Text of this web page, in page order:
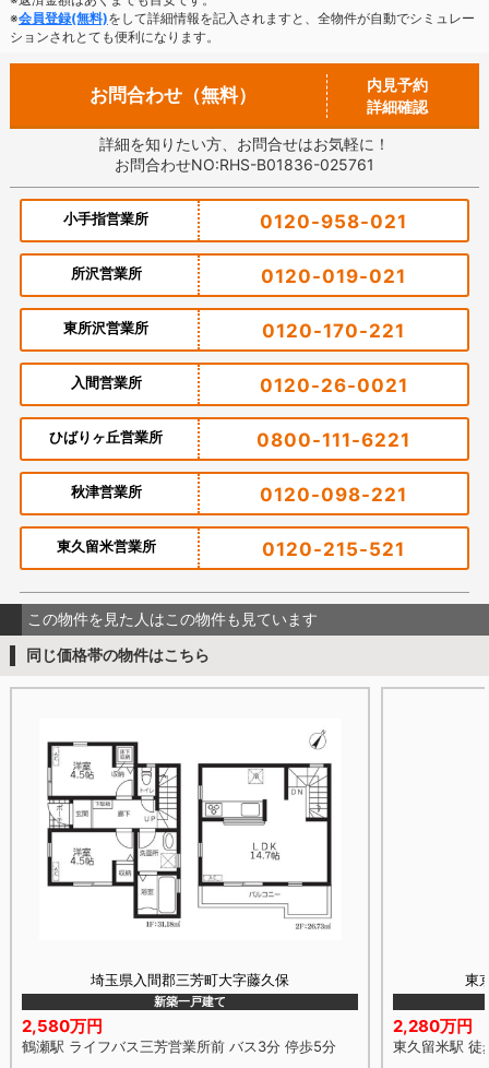
※会員登録(無料)をして詳細情報を記入されますと、全物件が自動でシミュレー
ションされとても便利になります。
お問合わせ（無料）
内見予約
詳細確認
詳細を知りたい方、お問合せはお気軽に！
お問合わせNO:RHS-B01836-025761
小手指営業所 0120-958-021
所沢営業所 0120-019-021
東所沢営業所 0120-170-221
入間営業所 0120-26-0021
ひばりヶ丘営業所 0800-111-6221
秋津営業所 0120-098-221
東久留米営業所 0120-215-521
この物件を見た人はこの物件も見ています
同じ価格帯の物件はこちら
埼玉県入間郡三芳町大字藤久保
新築一戸建て
2,580万円
鶴瀬駅 ライフバス三芳営業所前 バス3分 停歩5分
東
2,280万円
東久留米駅 徒